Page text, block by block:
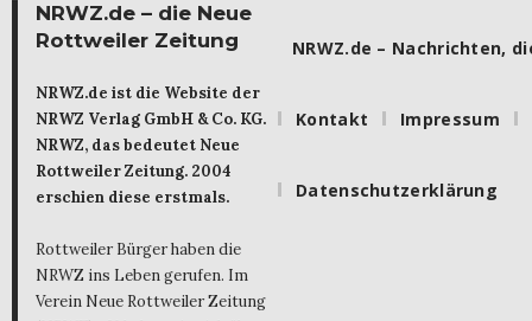
NRWZ.de – die Neue
Rottweiler Zeitung
NRWZ.de ist die Website der
NRWZ Verlag GmbH & Co. KG.
NRWZ, das bedeutet Neue
Rottweiler Zeitung. 2004
erschien diese erstmals.
Rottweiler Bürger haben die
NRWZ ins Leben gerufen. Im
Verein Neue Rottweiler Zeitung
NRWZ.de – Nachrichten,
Kontakt Impressum
Datenschutzerklärung